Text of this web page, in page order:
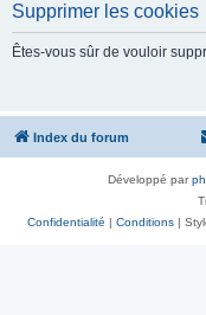
Supprimer les cookies
Êtes-vous sûr de vouloir
Index du forum
Développé par
Confidentialité | Conditions|